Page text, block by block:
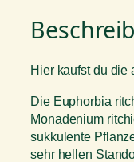
b
a
i
t
c
h
Hier kaufst du die
Die Euphorbia
Monadenium
sukkulente
sehr hellen